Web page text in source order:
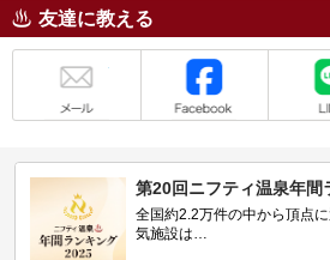
友達に教える
第20回ニフティ温泉年間
全国約2.2万件の中から頂点
気施設は…